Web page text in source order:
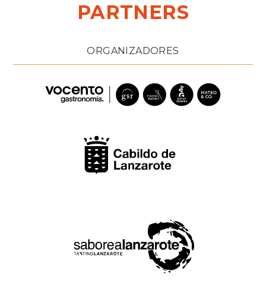
PARTNERS
ORGANIZADORES